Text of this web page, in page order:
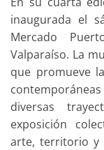
inaugurada el
Mercado
Valparaíso. La
que promueve
diversas
exposición
arte, territorio y